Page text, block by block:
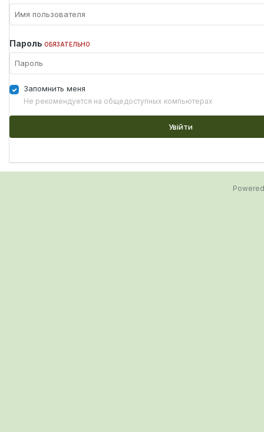
Пароль ОБЯЗАТЕЛЬНО
Запомнить меня
Не рекомендуется на общедоступных компьютерах
Увійти